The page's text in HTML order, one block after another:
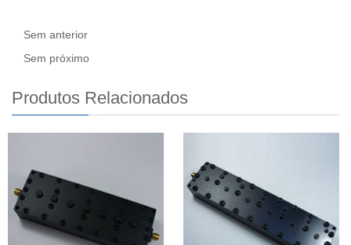
Sem anterior
Sem próximo
Produtos Relacionados